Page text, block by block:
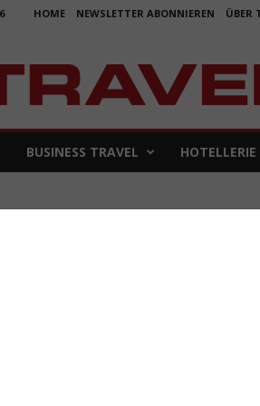
HOME NEWSLETTER ABONNIEREN ÜBER
BUSINESS TRAVEL HOTELLERIE